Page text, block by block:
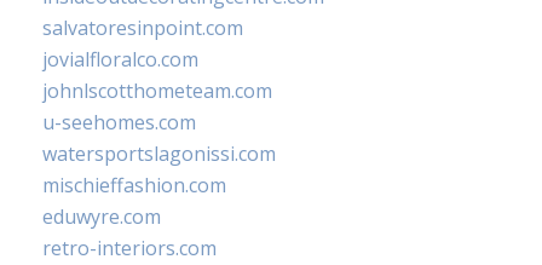
salvatoresinpoint.com
jovialfloralco.com
johnlscotthometeam.com
u-seehomes.com
watersportslagonissi.com
mischieffashion.com
eduwyre.com
retro-interiors.com